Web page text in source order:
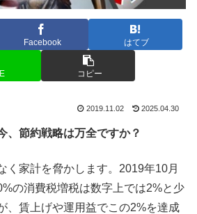
Facebook はてブ
コピー
2019.11.02 2025.04.30
、節約戦略は万全ですか？
く家計を脅かします。2019年10月
の消費税増税は数字上では2%と少
、賃上げや運用益でこの2%を達成